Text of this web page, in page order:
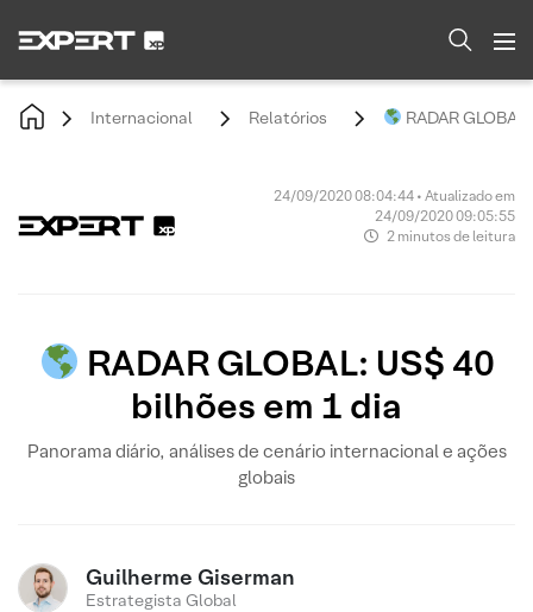
Internacional Relatórios RADAR
24/09/2020 08:04:44 • Atualizado em
24/09/2020 09:05:55
2 minutos de leitura
RADAR GLOBAL: US$ 40
bilhões em 1 dia
Panorama diário, análises de cenário internacional e ações
globais
Guilherme Giserman
Estrategista Global